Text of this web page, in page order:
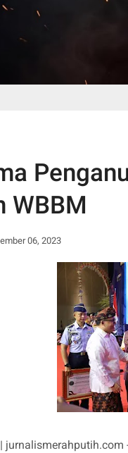
WBBM
06, 2023
jurnalismerahputih.com